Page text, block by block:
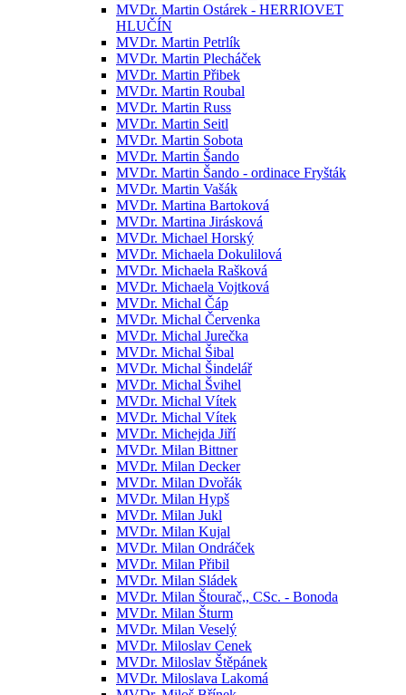
MVDr. Martin Ostárek - HERRIOVET
HLUČÍN
MVDr. Martin Petrlík
MVDr. Martin Plecháček
MVDr. Martin Přibek
MVDr. Martin Roubal
MVDr. Martin Russ
MVDr. Martin Seitl
MVDr. Martin Sobota
MVDr. Martin Šando
MVDr. Martin Šando - ordinace Fryšták
MVDr. Martin Vašák
MVDr. Martina Bartoková
MVDr. Martina Jirásková
MVDr. Michael Horský
MVDr. Michaela Dokulilová
MVDr. Michaela Rašková
MVDr. Michaela Vojtková
MVDr. Michal Čáp
MVDr. Michal Červenka
MVDr. Michal Jurečka
MVDr. Michal Šibal
MVDr. Michal Šindelář
MVDr. Michal Švihel
MVDr. Michal Vítek
MVDr. Michal Vítek
MVDr. Michejda Jiří
MVDr. Milan Bittner
MVDr. Milan Decker
MVDr. Milan Dvořák
MVDr. Milan Hypš
MVDr. Milan Jukl
MVDr. Milan Kujal
MVDr. Milan Ondráček
MVDr. Milan Přibil
MVDr. Milan Sládek
MVDr. Milan Štourač,, CSc. - Bonoda
MVDr. Milan Šturm
MVDr. Milan Veselý
MVDr. Miloslav Cenek
MVDr. Miloslav Štěpánek
MVDr. Miloslava Lakomá